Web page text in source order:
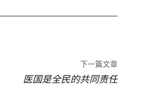
下一篇文章
医国是全民的共同责任